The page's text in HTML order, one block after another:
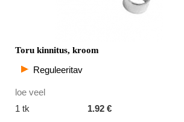
Toru kinnitus, kroom
Reguleeritav
loe veel
1 tk
1.92 €